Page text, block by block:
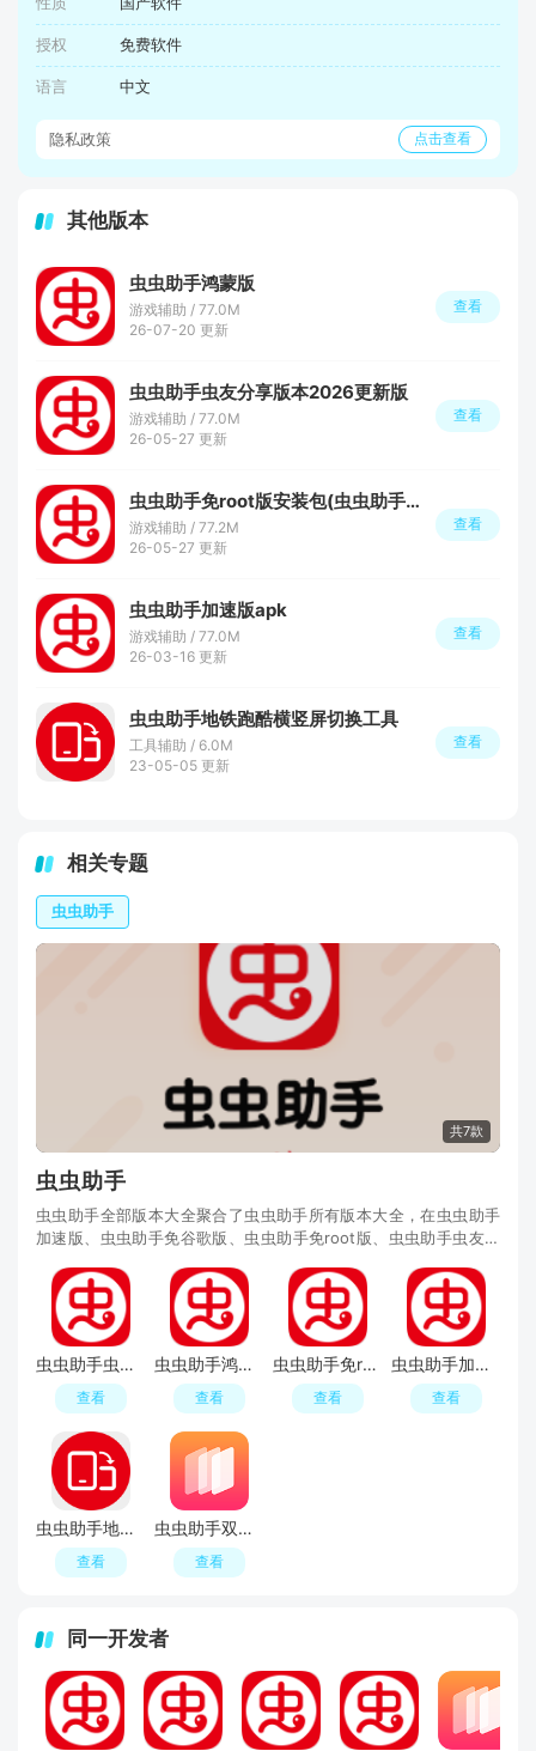
授权 免费软件
语言 中文
隐私政策 点击查看
其他版本
虫虫助手鸿蒙版
游戏辅助 / 77.0M
26-07-20 更新
查看
虫虫助手虫友分享版本2026更新版
游戏辅助 / 77.0M
26-05-27 更新
查看
虫虫助手免root版安装包(虫虫助手精简版)
游戏辅助 / 77.2M
26-05-27 更新
查看
虫虫助手加速版apk
游戏辅助 / 77.0M
26-03-16 更新
查看
虫虫助手地铁跑酷横竖屏切换工具
工具辅助 / 6.0M
23-05-05 更新
查看
相关专题
虫虫助手
共7款
虫虫助手
虫虫助手全部版本大全聚合了虫虫助手所有版本大全，在虫虫助手
加速版、虫虫助手免谷歌版、虫虫助手免root版、虫虫助手虫友分
虫虫助手虫友分享版本2026更新版
查看
虫虫助手鸿蒙版
查看
虫虫助手免root版安装包(虫虫助手精简版)
查看
虫虫助手加速版apk
查看
虫虫助手地铁跑酷横竖屏切换工具
查看
虫虫助手双开空间插件64位版(虫虫双开空间安装包)
查看
同一开发者